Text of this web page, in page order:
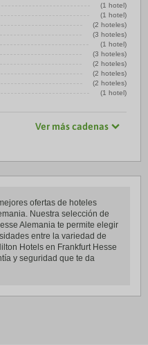
(1 hotel)
(1 hotel)
(2 hoteles)
(3 hoteles)
(1 hotel)
(3 hoteles)
(2 hoteles)
(2 hoteles)
(2 hoteles)
(1 hotel)
Ver más cadenas
ofertas de hoteles
Nuestra selección de
Alemania te permite elegir
entre la variedad de
Hotels en Frankfurt Hesse
y seguridad que te da